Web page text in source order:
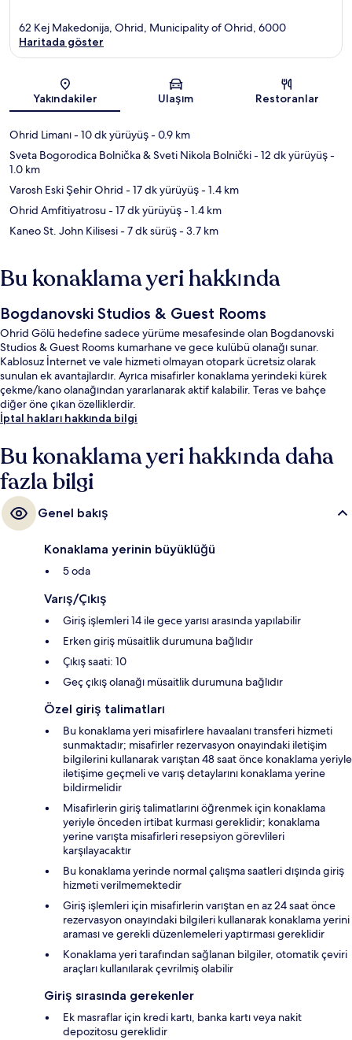
Harita
62 Kej Makedonija, Ohrid, Municipality of Ohrid, 6000
Haritada göster
Yakındakiler Ulaşım Restoranlar
Ohrid Limanı- 10 dk yürüyüş- 0.9 km
Sveta Bogorodica Bolnička & Sveti Nikola Bolnički- 12 dk yürüyüş-
1.0 km
Varosh Eski Şehir Ohrid - 17 dk yürüyüş- 1.4 km
Ohrid Amfitiyatrosu- 17 dk yürüyüş- 1.4 km
Kaneo St. John Kilisesi- 7 dk sürüş- 3.7 km
Bu konaklama yeri hakkında
Bogdanovski Studios & Guest Rooms
Ohrid Gölü hedefine sadece yürüme mesafesinde olan Bogdanovski
Studios & Guest Rooms kumarhane ve gece kulübü olanağı sunar.
Kablosuz İnternet ve vale hizmeti olmayan otopark ücretsiz olarak
sunulan ek avantajlardır. Ayrıca misafirler konaklama yerindeki kürek
çekme/kano olanağından yararlanarak aktif kalabilir. Teras ve bahçe
diğer öne çıkan özelliklerdir.
İptal hakları hakkında bilgi
Bu konaklama yeri hakkında daha
fazla bilgi
Genel bakış
Konaklama yerinin büyüklüğü
5 oda
Varış/Çıkış
Giriş işlemleri 14 ile gece yarısı arasında yapılabilir
Erken giriş müsaitlik durumuna bağlıdır
Çıkış saati: 10
Geç çıkış olanağı müsaitlik durumuna bağlıdır
Özel giriş talimatları
Bu konaklama yeri misafirlere havaalanı transferi hizmeti
sunmaktadır; misafirler rezervasyon onayındaki iletişim
bilgilerini kullanarak varıştan 48 saat önce konaklama yeriyle
iletişime geçmeli ve varış detaylarını konaklama yerine
bildirmelidir
Misafirlerin giriş talimatlarını öğrenmek için konaklama
yeriyle önceden irtibat kurması gereklidir; konaklama
yerine varışta misafirleri resepsiyon görevlileri
karşılayacaktır
Bu konaklama yerinde normal çalışma saatleri dışında giriş
hizmeti verilmemektedir
Giriş işlemleri için misafirlerin varıştan en az 24 saat önce
rezervasyon onayındaki bilgileri kullanarak konaklama yerini
araması ve gerekli düzenlemeleri yaptırması gereklidir
Konaklama yeri tarafından sağlanan bilgiler, otomatik çeviri
araçları kullanılarak çevrilmiş olabilir
Giriş sırasında gerekenler
Ek masraflar için kredi kartı, banka kartı veya nakit
depozitosu gereklidir